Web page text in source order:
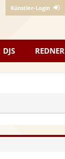
Künstler-Login
DJS REDNER